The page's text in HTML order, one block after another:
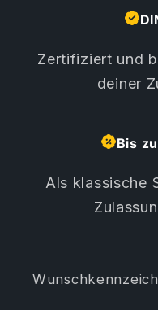
Zertifiziert und
deiner
Bis
Als klassische